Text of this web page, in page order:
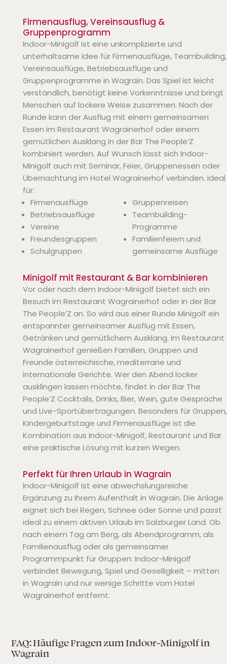
Firmenausflug, Vereinsausflug &
Gruppenprogramm
Indoor-Minigolf ist eine unkomplizierte und
unterhaltsame Idee für Firmenausflüge, Teambuilding,
Vereinsausflüge, Betriebsausflüge und
Gruppenprogramme in Wagrain. Das Spiel ist leicht
verständlich, benötigt keine Vorkenntnisse und bringt
Menschen auf lockere Weise zusammen. Nach der
Runde kann der Ausflug mit einem gemeinsamen
Essen im Restaurant Wagrainerhof oder einem
gemütlichen Ausklang in der Bar The People’Z
kombiniert werden. Auf Wunsch lässt sich Indoor-
Minigolf auch mit Seminar, Feier, Gruppenessen oder
Übernachtung im Hotel Wagrainerhof verbinden. Ideal
für:
Firmenausflüge
Betriebsausflüge
Vereine
Freundesgruppen
Schulgruppen
Gruppenreisen
Teambuilding-
Programme
Familienfeiern und
gemeinsame Ausflüge
Minigolf mit Restaurant & Bar kombinieren
Vor oder nach dem Indoor-Minigolf bietet sich ein
Besuch im Restaurant Wagrainerhof oder in der Bar
The People’Z an. So wird aus einer Runde Minigolf ein
entspannter gemeinsamer Ausflug mit Essen,
Getränken und gemütlichem Ausklang. Im Restaurant
Wagrainerhof genießen Familien, Gruppen und
Freunde österreichische, mediterrane und
internationale Gerichte. Wer den Abend locker
ausklingen lassen möchte, findet in der Bar The
People’Z Cocktails, Drinks, Bier, Wein, gute Gespräche
und Live-Sportübertragungen. Besonders für Gruppen,
Kindergeburtstage und Firmenausflüge ist die
Kombination aus Indoor-Minigolf, Restaurant und Bar
eine praktische Lösung mit kurzen Wegen.
Perfekt für Ihren Urlaub in Wagrain
Indoor-Minigolf ist eine abwechslungsreiche
Ergänzung zu Ihrem Aufenthalt in Wagrain. Die Anlage
eignet sich bei Regen, Schnee oder Sonne und passt
ideal zu einem aktiven Urlaub im Salzburger Land. Ob
nach einem Tag am Berg, als Abendprogramm, als
Familienausflug oder als gemeinsamer
Programmpunkt für Gruppen: Indoor-Minigolf
verbindet Bewegung, Spiel und Geselligkeit – mitten
in Wagrain und nur wenige Schritte vom Hotel
Wagrainerhof entfernt.
FAQ: Häufige Fragen zum Indoor-Minigolf in
Wagrain